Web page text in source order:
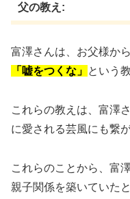
父の教え:
富澤さんは、お父様から
「嘘をつくな」 という
これらの教えは、富澤
に愛される芸風にも繋
これらのことから、富
親子関係を築いていた